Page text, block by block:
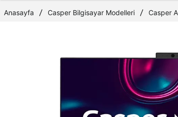
Anasayfa Casper Bilgisayar Modelleri Casper